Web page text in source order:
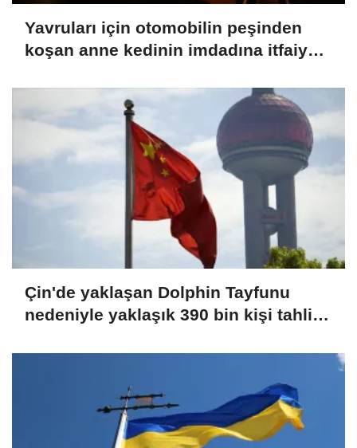
Yavruları için otomobilin peşinden
koşan anne kedinin imdadına itfaiye
Çin'de yaklaşan Dolphin Tayfunu
nedeniyle yaklaşık 390 bin kişi tahliye